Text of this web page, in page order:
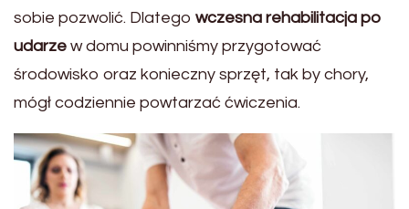
sobie pozwolić. Dlatego wczesna rehabilitacja po
udarze w domu powinniśmy przygotować
środowisko oraz konieczny sprzęt, tak by chory,
mógł codziennie powtarzać ćwiczenia.